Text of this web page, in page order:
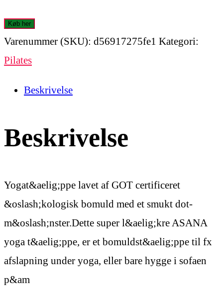
Køb her
Varenummer (SKU): d56917275fe1 Kategori:
Pilates
Beskrivelse
Beskrivelse
Yogat&aelig;ppe lavet af GOT certificeret
&oslash;kologisk bomuld med et smukt dot-
m&oslash;nster.Dette super l&aelig;kre ASANA
yoga t&aelig;ppe, er et bomuldst&aelig;ppe til fx
afslapning under yoga, eller bare hygge i sofaen
p&am